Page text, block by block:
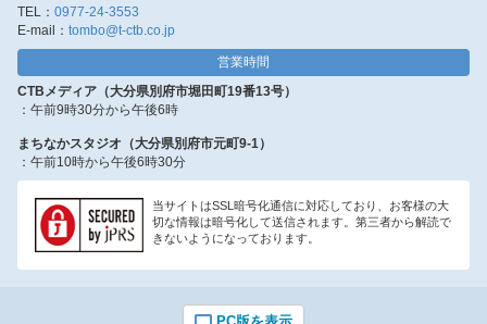
TEL： 0977-24-3553
E-mail： tombo@t-ctb.co.jp
営業時間
CTBメディア（大分県別府市堀田町19番13号）
：午前9時30分から午後6時
まちなかスタジオ（大分県別府市元町9-1）
：午前10時から午後6時30分
当サイトはSSL暗号化通信に対応しており、お客様の大
切な情報は暗号化して送信されます。第三者から解読で
きないようになっております。